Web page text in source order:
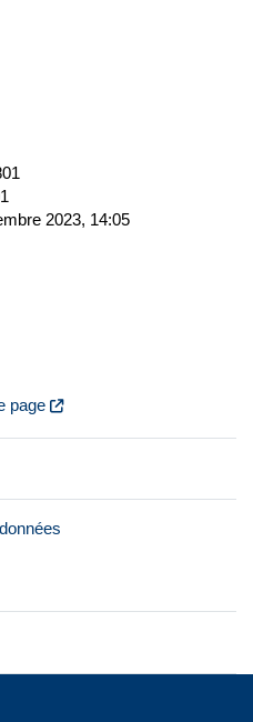
2023, 14:05
page